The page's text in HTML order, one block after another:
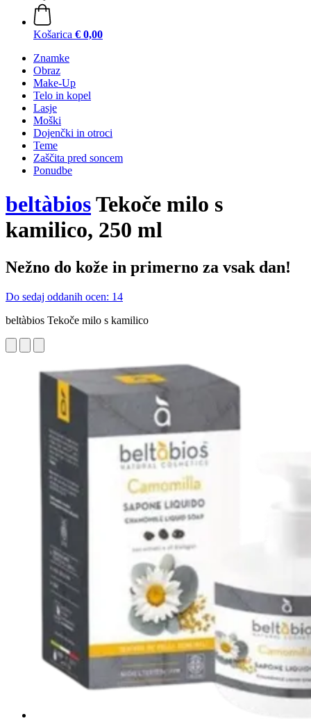
Košarica € 0,00
Znamke
Obraz
Make-Up
Telo in kopel
Lasje
Moški
Dojenčki in otroci
Teme
Zaščita pred soncem
Ponudbe
beltàbiosTekoče milo s
kamilico, 250 ml
Nežno do kože in primerno za vsak dan!
Do sedaj oddanih ocen: 14
beltàbios Tekoče milo s kamilico